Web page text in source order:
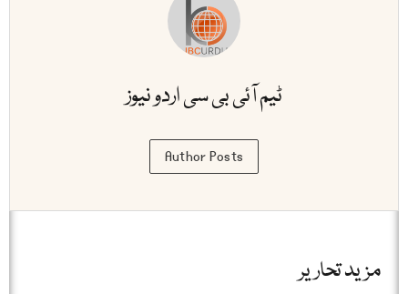
ٹیم آئی بی سی اردو نیوز
Author Posts
مزید تحاریر